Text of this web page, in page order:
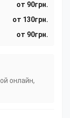
от 90грн.
от 130грн.
от 90грн.
онлайн,